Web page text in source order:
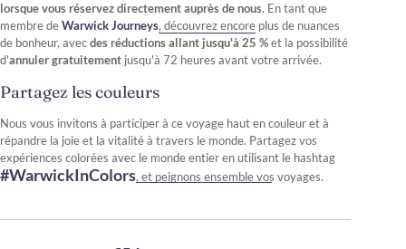
lorsque vous réservez directement auprès de nous. En tant que
membre deWarwick Journeys, découvrez encore plus de nuances
de bonheur, avecdes réductions allant jusqu'à 25 %et la possibilité
d'annulergratuitement jusqu'à 72 heures avant votre arrivée.
Partagez les couleurs
Nous vous invitons à participer à ce voyage haut en couleur et à
répandre la joie et la vitalité à travers le monde. Partagez vos
expériences colorées avec le monde entier en utilisant le hashtag
#WarwickInColors, et peignons ensemble vos voyages.